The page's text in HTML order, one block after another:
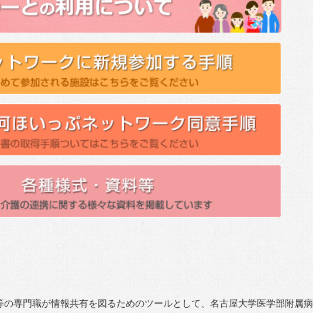
の専門職が情報共有を図るためのツールとして、名古屋大学医学部附属病